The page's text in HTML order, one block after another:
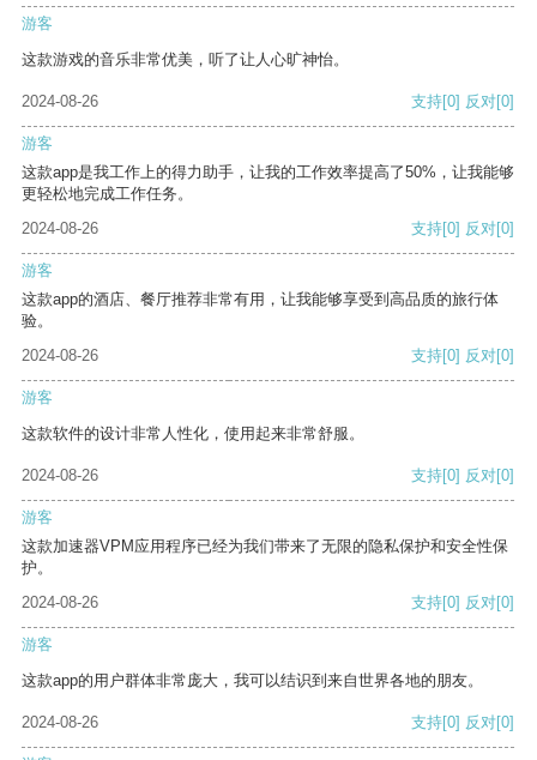
游客
这款游戏的音乐非常优美，听了让人心旷神怡。
2024-08-26 支持[0] 反对[0]
游客
这款app是我工作上的得力助手，让我的工作效率提高了50%，让我能够
更轻松地完成工作任务。
2024-08-26
支持[0] 反对[0]
游客
这款app的酒店、餐厅推荐非常有用，让我能够享受到高品质的旅行体
验。
2024-08-26
支持[0] 反对[0]
游客
这款软件的设计非常人性化，使用起来非常舒服。
2024-08-26 支持[0] 反对[0]
游客
这款加速器VPM应用程序已经为我们带来了无限的隐私保护和安全性保
护。
2024-08-26
支持[0] 反对[0]
游客
这款app的用户群体非常庞大，我可以结识到来自世界各地的朋友。
2024-08-26 支持[0] 反对[0]